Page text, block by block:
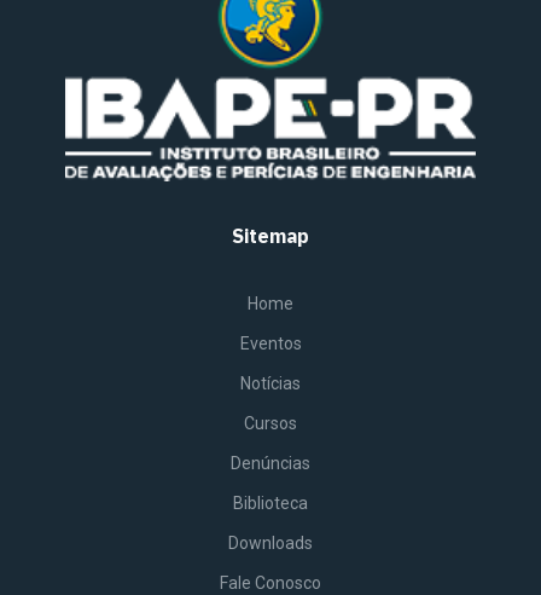
Sitemap
Home
Eventos
Notícias
Cursos
Denúncias
Biblioteca
Downloads
Fale Conosco